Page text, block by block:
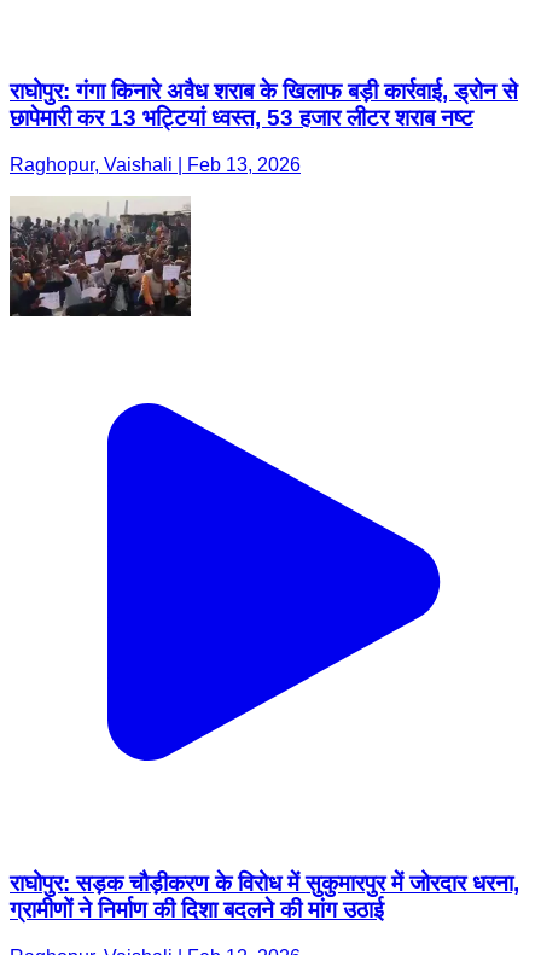
राघोपुर: गंगा किनारे अवैध शराब के खिलाफ बड़ी कार्रवाई, ड्रोन से
छापेमारी कर 13 भट्टियां ध्वस्त, 53 हजार लीटर शराब नष्ट
Raghopur, Vaishali | Feb 13, 2026
राघोपुर: सड़क चौड़ीकरण के विरोध में सुकुमारपुर में जोरदार धरना,
ग्रामीणों ने निर्माण की दिशा बदलने की मांग उठाई